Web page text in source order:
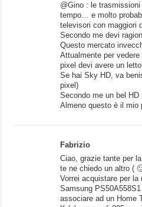
@Gino : le
tempo… e molto
televisori con maggiori
Secondo me devi
Questo mercato
Attualmente per
pixel devi avere un
Se hai Sky HD, va
pixel)
Secondo me un bel
Almeno questo è il mio
Fabrizio
Ciao, grazie tante per
te ne chiedo un altro (
Vorrei acquistare per
Samsung
associare ad un Home